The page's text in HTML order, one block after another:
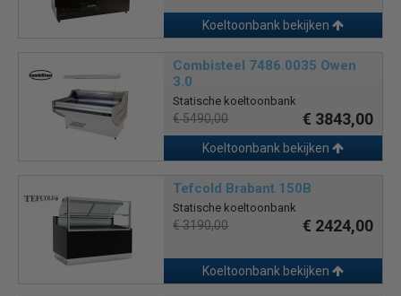
Koeltoonbank bekijken
Combisteel 7486.0035 Owen
3.0
Statische koeltoonbank
€ 5490,00 € 3843,00
Koeltoonbank bekijken
Tefcold Brabant 150B
Statische koeltoonbank
€ 3190,00 € 2424,00
Koeltoonbank bekijken